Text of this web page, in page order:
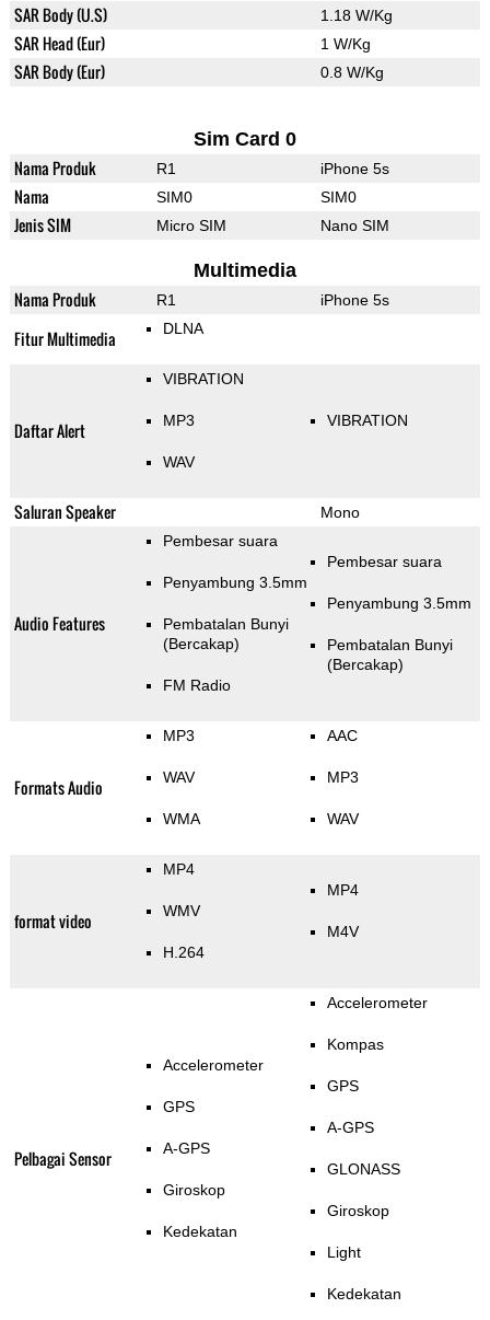
SAR Body (U.S) 1.18 W/Kg
SAR Head (Eur) 1 W/Kg
SAR Body (Eur) 0.8 W/Kg
Sim Card 0
Nama Produk R1 iPhone 5s
Nama SIM0 SIM0
Jenis SIM Micro SIM Nano SIM
Multimedia
Nama Produk R1 iPhone 5s
Fitur Multimedia DLNA
Daftar Alert
VIBRATION
MP3
WAV
VIBRATION
Saluran Speaker Mono
Audio Features
Pembesar suara
Penyambung 3.5mm
Pembatalan Bunyi
(Bercakap)
FM Radio
Pembesar suara
Penyambung 3.5mm
Pembatalan Bunyi
(Bercakap)
Formats Audio
MP3
WAV
WMA
AAC
MP3
WAV
format video
MP4
WMV
H.264
MP4
M4V
Pelbagai Sensor
Accelerometer
GPS
A-GPS
Giroskop
Kedekatan
Accelerometer
Kompas
GPS
A-GPS
GLONASS
Giroskop
Light
Kedekatan